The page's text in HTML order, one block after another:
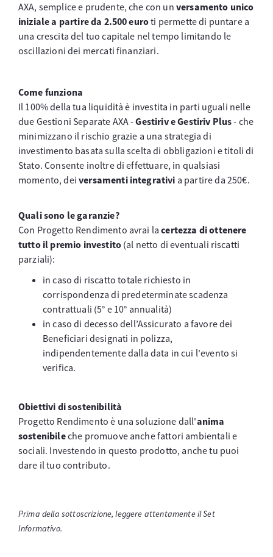
AXA, semplice e prudente, che con un versamento unico
iniziale a partire da 2.500 euroti permette di puntare a
una crescita del tuo capitale nel tempo limitando le
oscillazioni dei mercati finanziari.
Come funziona
Il 100% della tua liquidità è investita in parti uguali nelle
due Gestioni Separate AXA -Gestiriv e Gestiriv Plus- che
minimizzano il rischio grazie a una strategia di
investimento basata sulla scelta di obbligazioni e titoli di
Stato.Consente inoltre di effettuare, in qualsiasi
momento, deiversamenti integrativi a partire da 250€.
Quali sono le garanzie?
Con Progetto Rendimento avrai lacertezza di ottenere
tutto il premio investito (al netto di eventuali riscatti
parziali):
in caso di riscatto totale richiesto in
corrispondenza di predeterminate scadenza
contrattuali (5° e 10° annualità)
in caso di decesso dell’Assicurato a favore dei
Beneficiari designati in polizza,
indipendentemente dalla data in cui l'evento si
verifica.
Obiettivi di sostenibilità
Progetto Rendimento è una soluzione dall'anima
sostenibileche promuove anche fattori ambientali e
sociali. Investendo in questo prodotto, anche tu puoi
dare il tuo contributo.
Prima della sottoscrizione, leggere attentamente il Set
Informativo.